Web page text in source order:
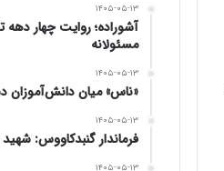
۱۴۰۵-۰۵-۱۳
آشوراده؛ روایت چهار
مسئولانه
۱۴۰۵-۰۵-۱۳
«ناس» میان
۱۴۰۵-۰۵-۱۳
فرماندار گنبدکاووس:
۱۴۰۵-۰۵-۱۳